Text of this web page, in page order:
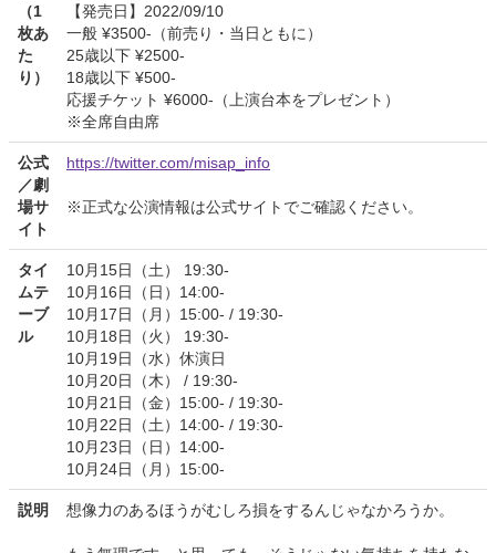
（1
枚あ
た
り）
【発売日】2022/09/10
一般 ¥3500-（前売り・当日ともに）
25歳以下 ¥2500-
18歳以下 ¥500-
応援チケット ¥6000-（上演台本をプレゼント）
※全席自由席
公式
／劇
場サ
イト
https://twitter.com/misap_info
※正式な公演情報は公式サイトでご確認ください。
タイ
ムテ
ーブ
ル
10月15日（土） 19:30-
10月16日（日）14:00-
10月17日（月）15:00- / 19:30-
10月18日（火） 19:30-
10月19日（水）休演日
10月20日（木） / 19:30-
10月21日（金）15:00- / 19:30-
10月22日（土）14:00- / 19:30-
10月23日（日）14:00-
10月24日（月）15:00-
説明 想像力のあるほうがむしろ損をするんじゃなかろうか。